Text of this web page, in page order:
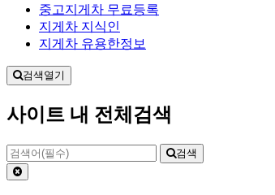
중고지게차 무료등록
지게차 지식인
지게차 유용한정보
검색열기
사이트 내 전체검색
검색